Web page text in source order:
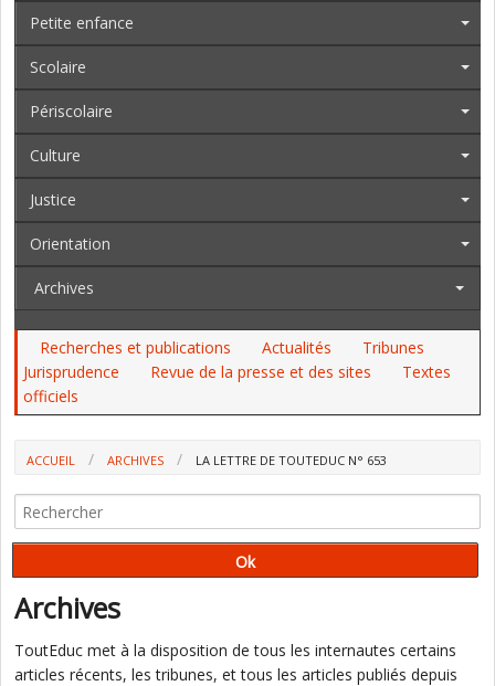
Petite enfance
Scolaire
Périscolaire
Culture
Justice
Orientation
Archives
Recherches et publications Actualités
Tribunes
Jurisprudence
Revue de la presse et des sites
Textes
officiels
ACCUEIL ARCHIVES LA LETTRE DE TOUTEDUC N° 653
Archives
ToutEduc met à la disposition de tous les internautes certains
articles récents, les tribunes, et tous les articles publiés depuis